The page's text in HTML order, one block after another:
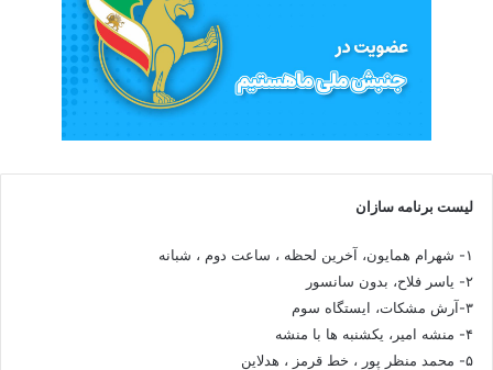
لیست برنامه سازان
۱- شهرام همایون، آخرین لحظه ، ساعت دوم ، شبانه
۲- یاسر فلاح، بدون سانسور
۳-آرش مشکات، ایستگاه سوم
۴- منشه امیر، یکشنبه ها با منشه
۵- محمد منظر پور ، خط قرمز ، هدلاین